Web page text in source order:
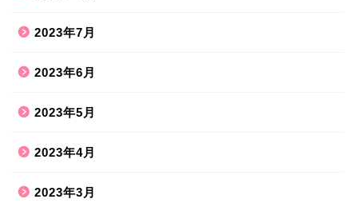
2023年7月
2023年6月
2023年5月
2023年4月
2023年3月